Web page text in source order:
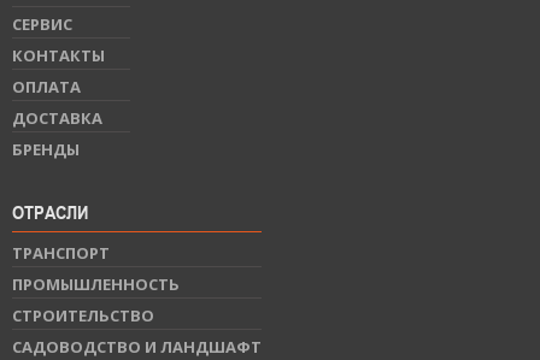
СЕРВИС
КОНТАКТЫ
ОПЛАТА
ДОСТАВКА
БРЕНДЫ
ОТРАСЛИ
ТРАНСПОРТ
ПРОМЫШЛЕННОСТЬ
СТРОИТЕЛЬСТВО
САДОВОДСТВО И ЛАНДШАФТ